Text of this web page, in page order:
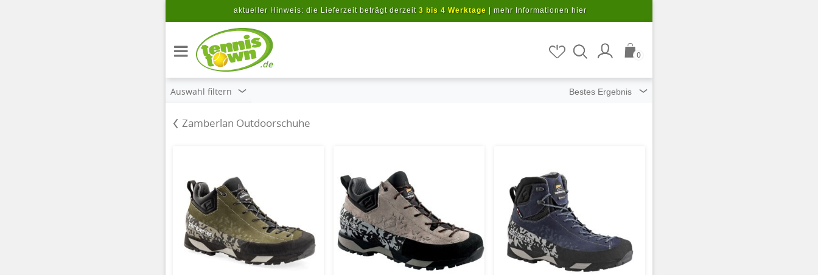
aktueller Hinweis: die Lieferzeit beträgt derzeit 3 bis 4 Werktage mehr Informationen hier
.de
0
Auswahl filtern
Zamberlan Outdoorschuhe